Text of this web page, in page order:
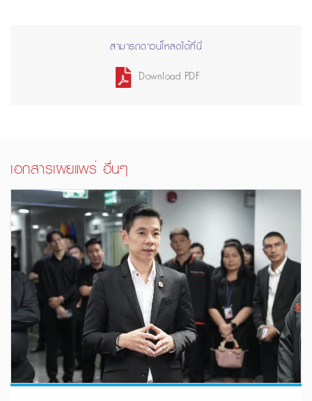
สามารถดาวน์โหลดได้ที่นี่
Download PDF
เอกสารเผยแพร่ อื่นๆ